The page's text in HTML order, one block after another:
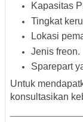
Kapasitas
Tingkat
Lokasi
Jenis freon.
Sparepart
Untuk
konsultasikan